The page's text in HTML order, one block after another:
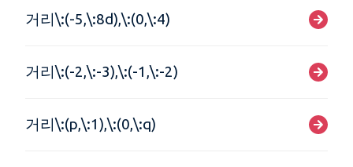
거리\:(-5,\:8d),\:(0,\:4)
거리\:(-2,\:-3),\:(-1,\:-2)
거리\:(p,\:1),\:(0,\:q)